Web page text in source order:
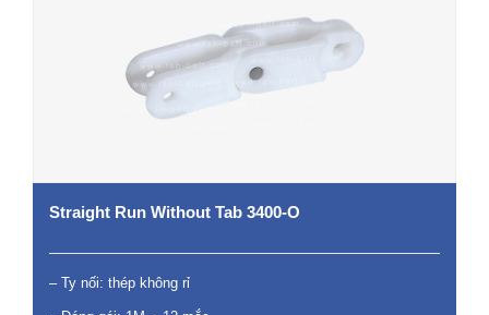
Straight Run Without Tab 3400-O
– Ty nối: thép không rỉ